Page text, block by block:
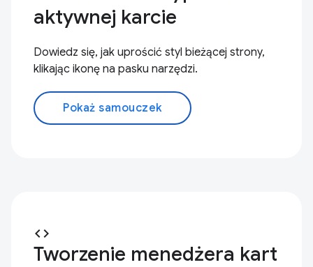
aktywnej karcie
Dowiedz się, jak uprościć styl bieżącej strony,
klikając ikonę na pasku narzędzi.
Pokaż samouczek
code
Tworzenie menedżera kart